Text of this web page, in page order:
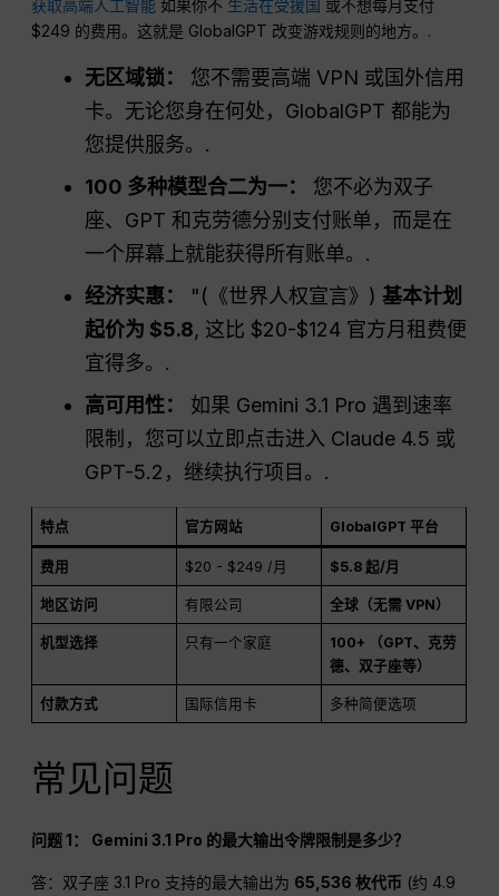
获取高端人工智能 如果你不 生活在受援国 或不想每月支付
$249 的费用。这就是 GlobalGPT 改变游戏规则的地方。.
无区域锁：
您不需要高端 VPN 或国外信用
卡。无论您身在何处，GlobalGPT 都能为
您提供服务。.
100 多种模型合二为一：
您不必为双子
座、GPT 和克劳德分别支付账单，而是在
一个屏幕上就能获得所有账单。.
经济实惠：
"(《世界人权宣言》)基本计划
起价为 $5.8, 这比 $20-$124 官方月租费便
宜得多。.
高可用性：
如果 Gemini 3.1 Pro 遇到速率
限制，您可以立即点击进入 Claude 4.5 或
GPT-5.2，继续执行项目。.
特点 官方网站 GlobalGPT 平台
费用 $20 - $249 /月 $5.8 起/月
地区访问 有限公司 全球（无需 VPN）
机型选择 只有一个家庭
100+ （GPT、克劳
德、双子座等）
付款方式 国际信用卡 多种简便选项
常见问题
问题 1： Gemini 3.1 Pro 的最大输出令牌限制是多少？
答：双子座 3.1 Pro 支持的最大输出为 65,536 枚代币 (约 4.9